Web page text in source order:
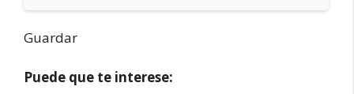
Guardar
Puede que te interese: